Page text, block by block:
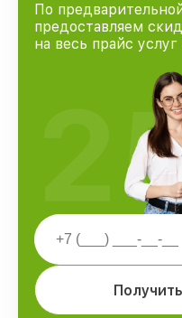
По
предоставляем
на весь прайс